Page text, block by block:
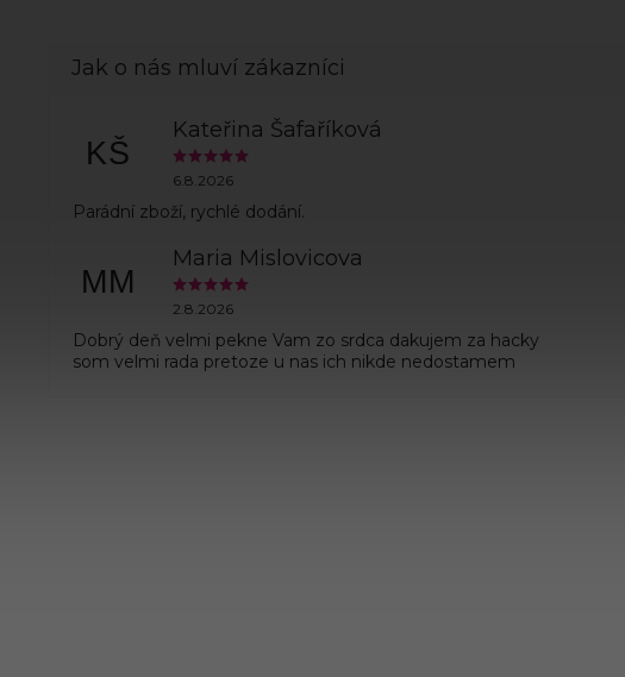
KŠ
Kateřina Šafaříková
6.8.2026
Parádní zboží, rychlé dodání.
MM
Maria Mislovicova
2.8.2026
Dobrý deň velmi pekne Vam zo srdca dakujem za hacky
som velmi rada pretoze u nas ich nikde nedostamem